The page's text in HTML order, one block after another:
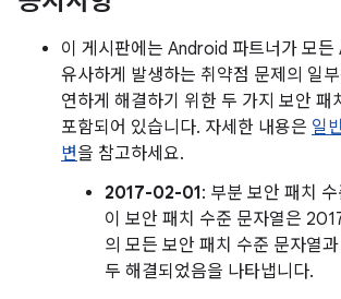
이 게시판에는 Android 파트너가 모든
유사하게 발생하는 취약점 문제의 일
연하게 해결하기 위한 두 가지 보안 패
포함되어 있습니다. 자세한 내용은 일
변을 참고하세요.
2017-02-01: 부분 보안 패치
이 보안 패치 수준 문자열은
의 모든 보안 패치 수준 문자열
두 해결되었음을 나타냅니다.